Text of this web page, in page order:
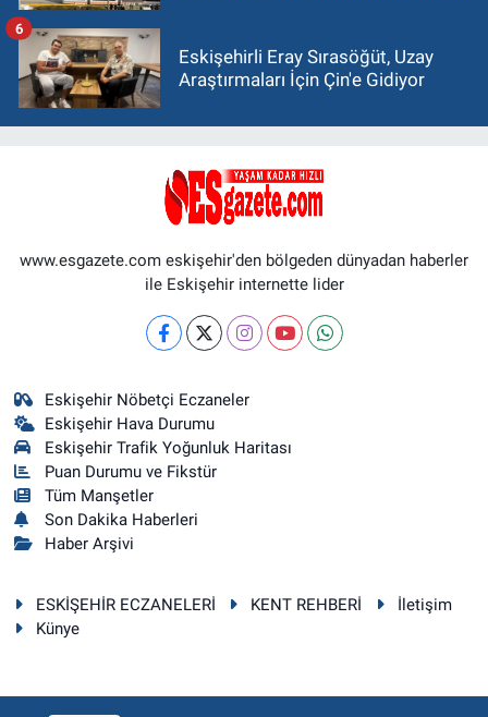
Eskişehirli Eray Sırasöğüt, Uzay
Araştırmaları İçin Çin'e Gidiyor
6
www.esgazete.com eskişehir'den bölgeden dünyadan haberler
ile Eskişehir internette lider
Eskişehir Nöbetçi Eczaneler
Eskişehir Hava Durumu
Eskişehir Trafik Yoğunluk Haritası
Puan Durumu ve Fikstür
Tüm Manşetler
Son Dakika Haberleri
Haber Arşivi
ESKİŞEHİR ECZANELERİ KENT REHBERİ
İletişim
Künye